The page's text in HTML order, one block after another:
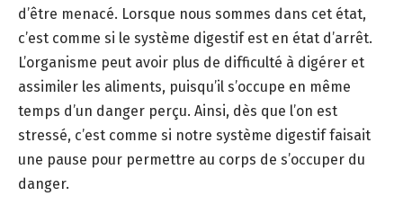
d’être menacé. Lorsque nous sommes dans cet état,
c’est comme si le système digestif est en état d’arrêt.
L’organisme peut avoir plus de difficulté à digérer et
assimiler les aliments, puisqu’il s’occupe en même
temps d’un danger perçu. Ainsi, dès que l’on est
stressé, c’est comme si notre système digestif faisait
une pause pour permettre au corps de s’occuper du
danger.